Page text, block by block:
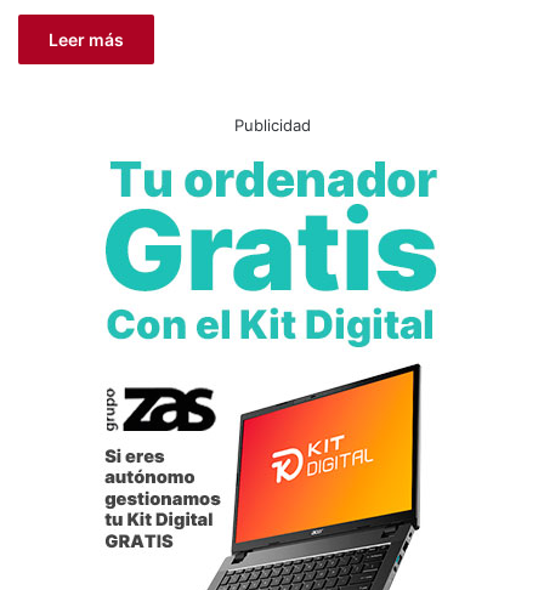
Leer más
Publicidad